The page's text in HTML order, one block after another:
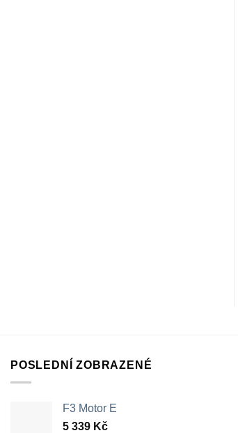
POSLEDNÍ ZOBRAZENÉ
F3 Motor E
5 339 Kč